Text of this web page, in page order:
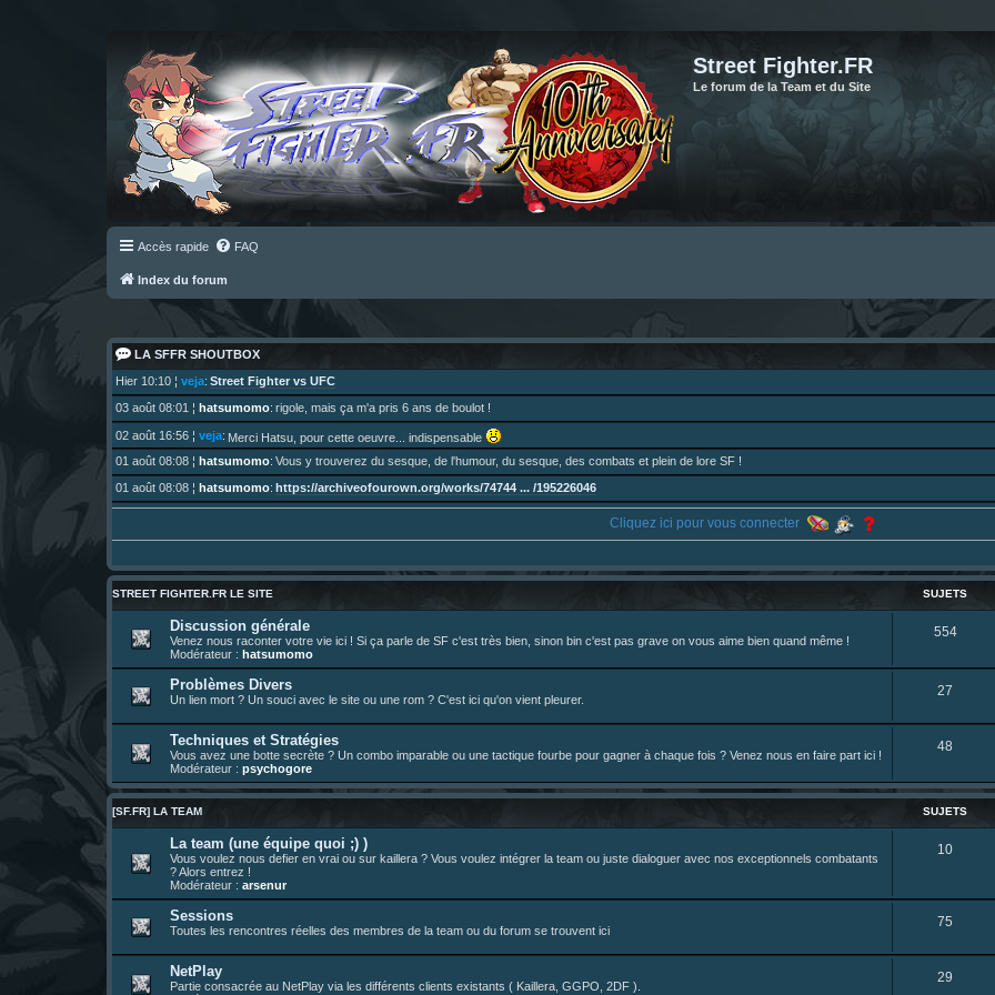
Street Fighter.FR
Le forum de la Team et du Site
Accès rapide FAQ
Index du forum
LA SFFR SHOUTBOX
Hier 10:10 ¦ veja: Street Fighter vs UFC
03 août 08:01 ¦ hatsumomo: rigole, mais ça m'a pris 6 ans de boulot !
02 août 16:56 ¦ veja: Merci Hatsu, pour cette oeuvre... indispensable
01 août 08:08 ¦ hatsumomo: Vous y trouverez du sesque, de l'humour, du sesque, des combats et plein de lore SF !
01 août 08:08 ¦ hatsumomo: https://archiveofourown.org/works/74744 ... /195226046
30 juil. 07:22¦hatsumomo:Un futur indispensable :https://x.com/preterniadotcom/status/20 ... 8820352079
26 juil. 22:09¦hatsumomo:bio de Alex en ligne les gens !
13 juil. 09:53¦hatsumomo:bonjour les amis, je viens de poster ma 1e review de figurine !
23 juin 10:36¦indy: une très chouette SFFR shoutbox !
23 juin 07:30¦hatsumomo:nouvelle trad caniculaire les amis !
23 juin 07:26¦hatsumomo:shoutbox réinitialisée
22 juin 12:27¦indy:Yo !
22 juin 08:49¦veja:Yo
Cliquez ici pour vous connecter
STREET FIGHTER.FR LE SITE SUJETS
Discussion générale
Venez nous raconter votre vie ici ! Si ça parle de SF c'est très bien, sinon bin c'est pas grave on vous aime bien quand même !
Modérateur : hatsumomo
554S
Problèmes Divers
Un lien mort ? Un souci avec le site ou une rom ? C'est ici qu'on vient pleurer.
27
t
Techniques et Stratégies
Vous avez une botte secrète ? Un combo imparable ou une tactique fourbe pour gagner à chaque fois ? Venez nous en faire part ici !
Modérateur : psychogore
48
j
e
[SF.FR] LA TEAM SUJETS
La team (une équipe quoi ;) )
Vous voulez nous defier en vrai ou sur kaillera ? Vous voulez intégrer la team ou juste dialoguer avec nos exceptionnels combatants
? Alors entrez !
Modérateur : arsenur
10S
Sessions
Toutes les rencontres réelles des membres de la team ou du forum se trouvent ici
75
NetPlay
Partie consacrée au NetPlay via les différents clients existants ( Kaillera, GGPO, 2DF ).
29